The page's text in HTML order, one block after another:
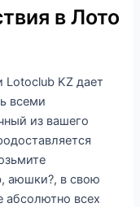
в Лото
KZ дает
всеми
из вашего
аюшки?, в свою
абсолютно всех